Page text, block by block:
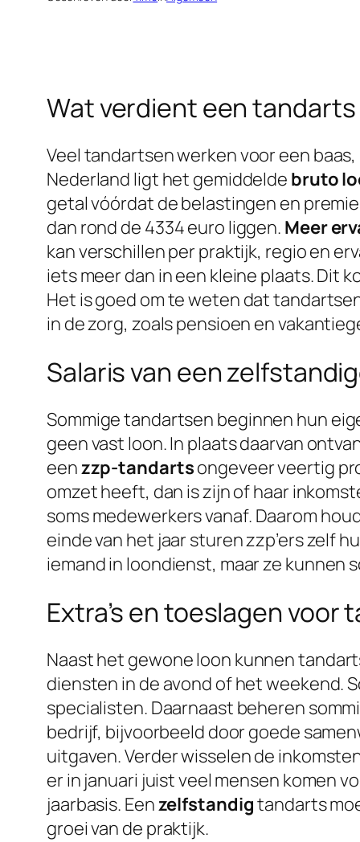
Wat verdient een
Veel tandartsen werken voor een
Nederland ligt het gemiddelde bruto
getal vóórdat de belastingen en
dan rond de 4334 euro liggen. Meer
kan verschillen per praktijk, regio en
iets meer dan in een kleine plaats. Dit
Het is goed om te weten dat
in de zorg, zoals pensioen en
Salaris van een
Sommige tandartsen beginnen hun
geen vast loon. In plaats daarvan
eenzzp-tandartsongeveer veertig
omzet heeft, dan is zijn of haar
soms medewerkers vanaf. Daarom
einde van het jaar sturen zzp’ers zelf
iemand in loondienst, maar ze kunnen
Extra’s en toeslagen voor
Naast het gewone loon kunnen
diensten in de avond of het weekend.
specialisten. Daarnaast beheren
bedrijf, bijvoorbeeld door goede
uitgaven. Verder wisselen de
er in januari juist veel mensen komen
jaarbasis. Eenzelfstandigtandarts
groei van de praktijk.